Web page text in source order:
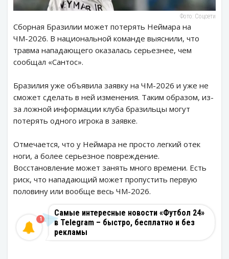
Фото: Соцсети
Сборная Бразилии может потерять Неймара на
ЧМ-2026. В национальной команде выяснили, что
травма нападающего оказалась серьезнее, чем
сообщал «Сантос».
Бразилия уже объявила заявку на ЧМ-2026 и уже не
сможет сделать в ней изменения. Таким образом, из-
за ложной информации клуба бразильцы могут
потерять одного игрока в заявке.
Отмечается, что у Неймара не просто легкий отек
ноги, а более серьезное повреждение.
Восстановление может занять много времени. Есть
риск, что нападающий может пропустить первую
половину или вообще весь ЧМ-2026.
Самые интересные новости «Футбол 24»
в Telegram – быстро, бесплатно и без
рекламы
1